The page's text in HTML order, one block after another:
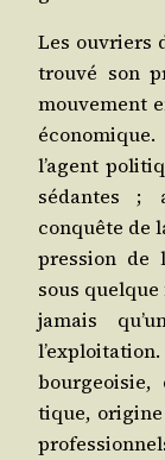
Les ouvriers
trou­vé son
mou­ve­ment
l’agent
sé­dantes ;
conquête de
pres­sion de
sous
jamais
tique, ori­gine